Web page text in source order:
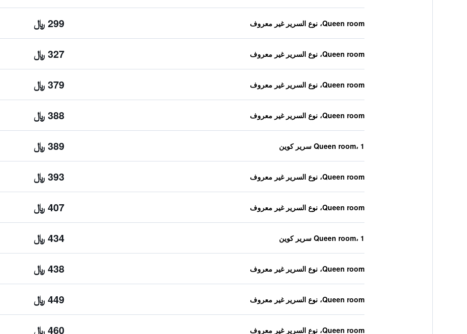
Queen room، نوع السرير غير معروف 299 ﷼
Queen room، نوع السرير غير معروف 327 ﷼
Queen room، نوع السرير غير معروف 379 ﷼
Queen room، نوع السرير غير معروف 388 ﷼
Queen room، 1 سرير كوين 389 ﷼
Queen room، نوع السرير غير معروف 393 ﷼
Queen room، نوع السرير غير معروف 407 ﷼
Queen room، 1 سرير كوين 434 ﷼
Queen room، نوع السرير غير معروف 438 ﷼
Queen room، نوع السرير غير معروف 449 ﷼
Queen room، نوع السرير غير معروف 460 ﷼